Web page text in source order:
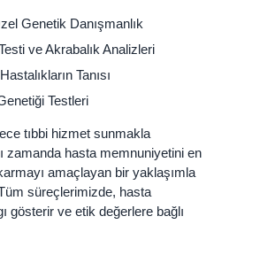
Genetik Danışmanlık
ve Akrabalık Analizleri
Tanısı
Testleri
tıbbi hizmet sunmakla
zamanda hasta memnuniyetini en
amaçlayan bir yaklaşımla
süreçlerimizde, hasta
gösterir ve etik değerlere bağlı